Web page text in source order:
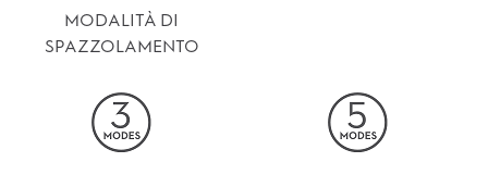
MODALITÀ DI
SPAZZOLAMENTO